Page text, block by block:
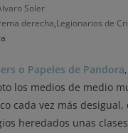
Soler
derecha,Legionarios de
o Papeles de Pandora
los medios de medio
cada vez más
heredados unas